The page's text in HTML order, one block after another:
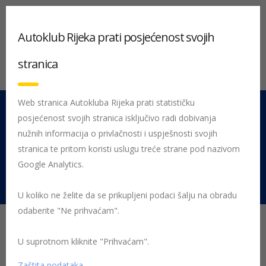
051 212 442 Centrala
Pon - Pet 08:00 - 16:00
Rujevica 9/1, 51000 Rijeka
Cjelogodišnje gume na
testu: jesu li dovoljno
Autoklub Rijeka prati posjećenost svojih
stranica
Web stranica Autokluba Rijeka prati statističku
posjećenost svojih stranica isključivo radi dobivanja
nužnih informacija o privlačnosti i uspješnosti svojih
stranica te pritom koristi uslugu treće strane pod nazivom
Google Analytics.
U koliko ne želite da se prikupljeni podaci šalju na obradu
odaberite "Ne prihvaćam".
U suprotnom kliknite "Prihvaćam".